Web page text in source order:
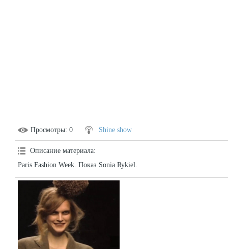
Просмотры: 0 Shine show
Описание материала:
Paris Fashion Week. Показ Sonia Rykiel.